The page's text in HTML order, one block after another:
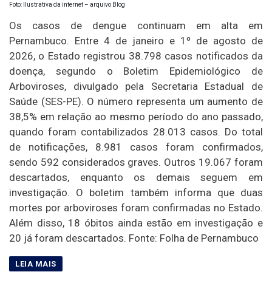
Foto: Ilustrativa da internet – arquivo Blog
Os casos de dengue continuam em alta em
Pernambuco. Entre 4 de janeiro e 1º de agosto de
2026, o Estado registrou 38.798 casos notificados da
doença, segundo o Boletim Epidemiológico de
Arboviroses, divulgado pela Secretaria Estadual de
Saúde (SES-PE). O número representa um aumento de
38,5% em relação ao mesmo período do ano passado,
quando foram contabilizados 28.013 casos. Do total
de notificações, 8.981 casos foram confirmados,
sendo 592 considerados graves. Outros 19.067 foram
descartados, enquanto os demais seguem em
investigação. O boletim também informa que duas
mortes por arboviroses foram confirmadas no Estado.
Além disso, 18 óbitos ainda estão em investigação e
20 já foram descartados. Fonte: Folha de Pernambuco